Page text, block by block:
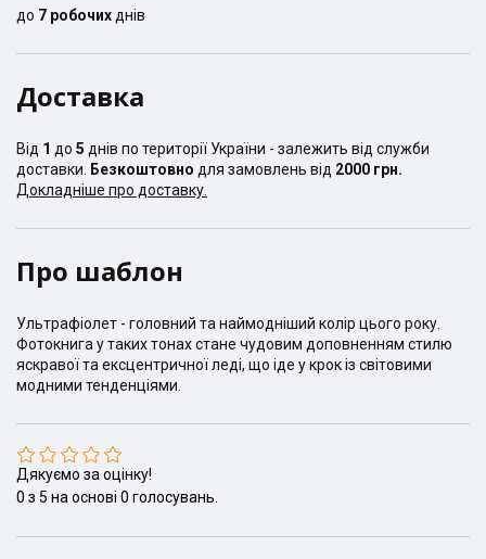
до 7 робочих днів
Доставка
Від 1 до 5 днів по території України - залежить від служби
доставки.
Безкоштовно для замовлень від 2000 грн.
Докладніше про доставку.
Про шаблон
Ультрафіолет - головний та наймодніший колір цього року.
Фотокнига у таких тонах стане чудовим доповненням стилю
яскравої та ексцентричної леді, що іде у крок із світовими
модними тенденціями.
Дякуємо за оцінку!
0 з 5 на основі 0 голосувань.